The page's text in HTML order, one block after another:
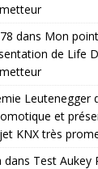
dans Mon
de Life
Leutenegger
et
KNX très
dans Test Aukey